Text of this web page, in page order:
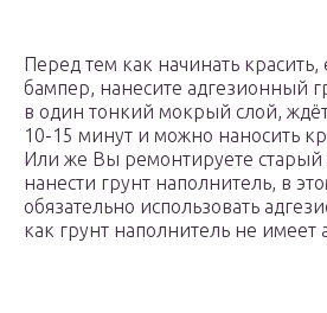
Перед тем как начинать
бампер, нанесите адгезионный
в один тонкий мокрый слой,
10-15 минут и можно наносить
Или же Вы ремонтируете старый
нанести грунт наполнитель, в
обязательно использовать
как грунт наполнитель не имеет